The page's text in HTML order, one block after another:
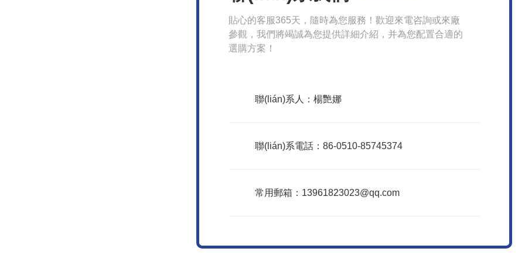
貼心的客服365天，隨時為您服務！歡迎來電咨詢或來廠
參觀，我們將竭誠為您提供詳細介紹，并為您配置合適的
選購方案！
聯(lián)系人：楊艷娜
聯(lián)系電話：86-0510-85745374
常用郵箱：13961823023@qq.com